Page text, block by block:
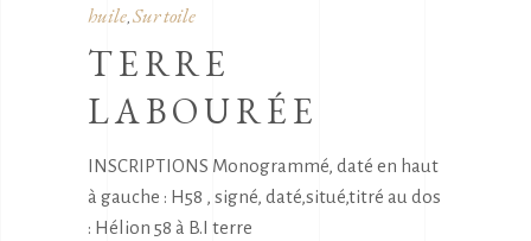
huile Sur toile
TERRE
LABOURÉE
INSCRIPTIONS Monogrammé, daté en haut
à gauche : H58 , signé, daté,situé,titré au dos
: Hélion 58 à B.I terre